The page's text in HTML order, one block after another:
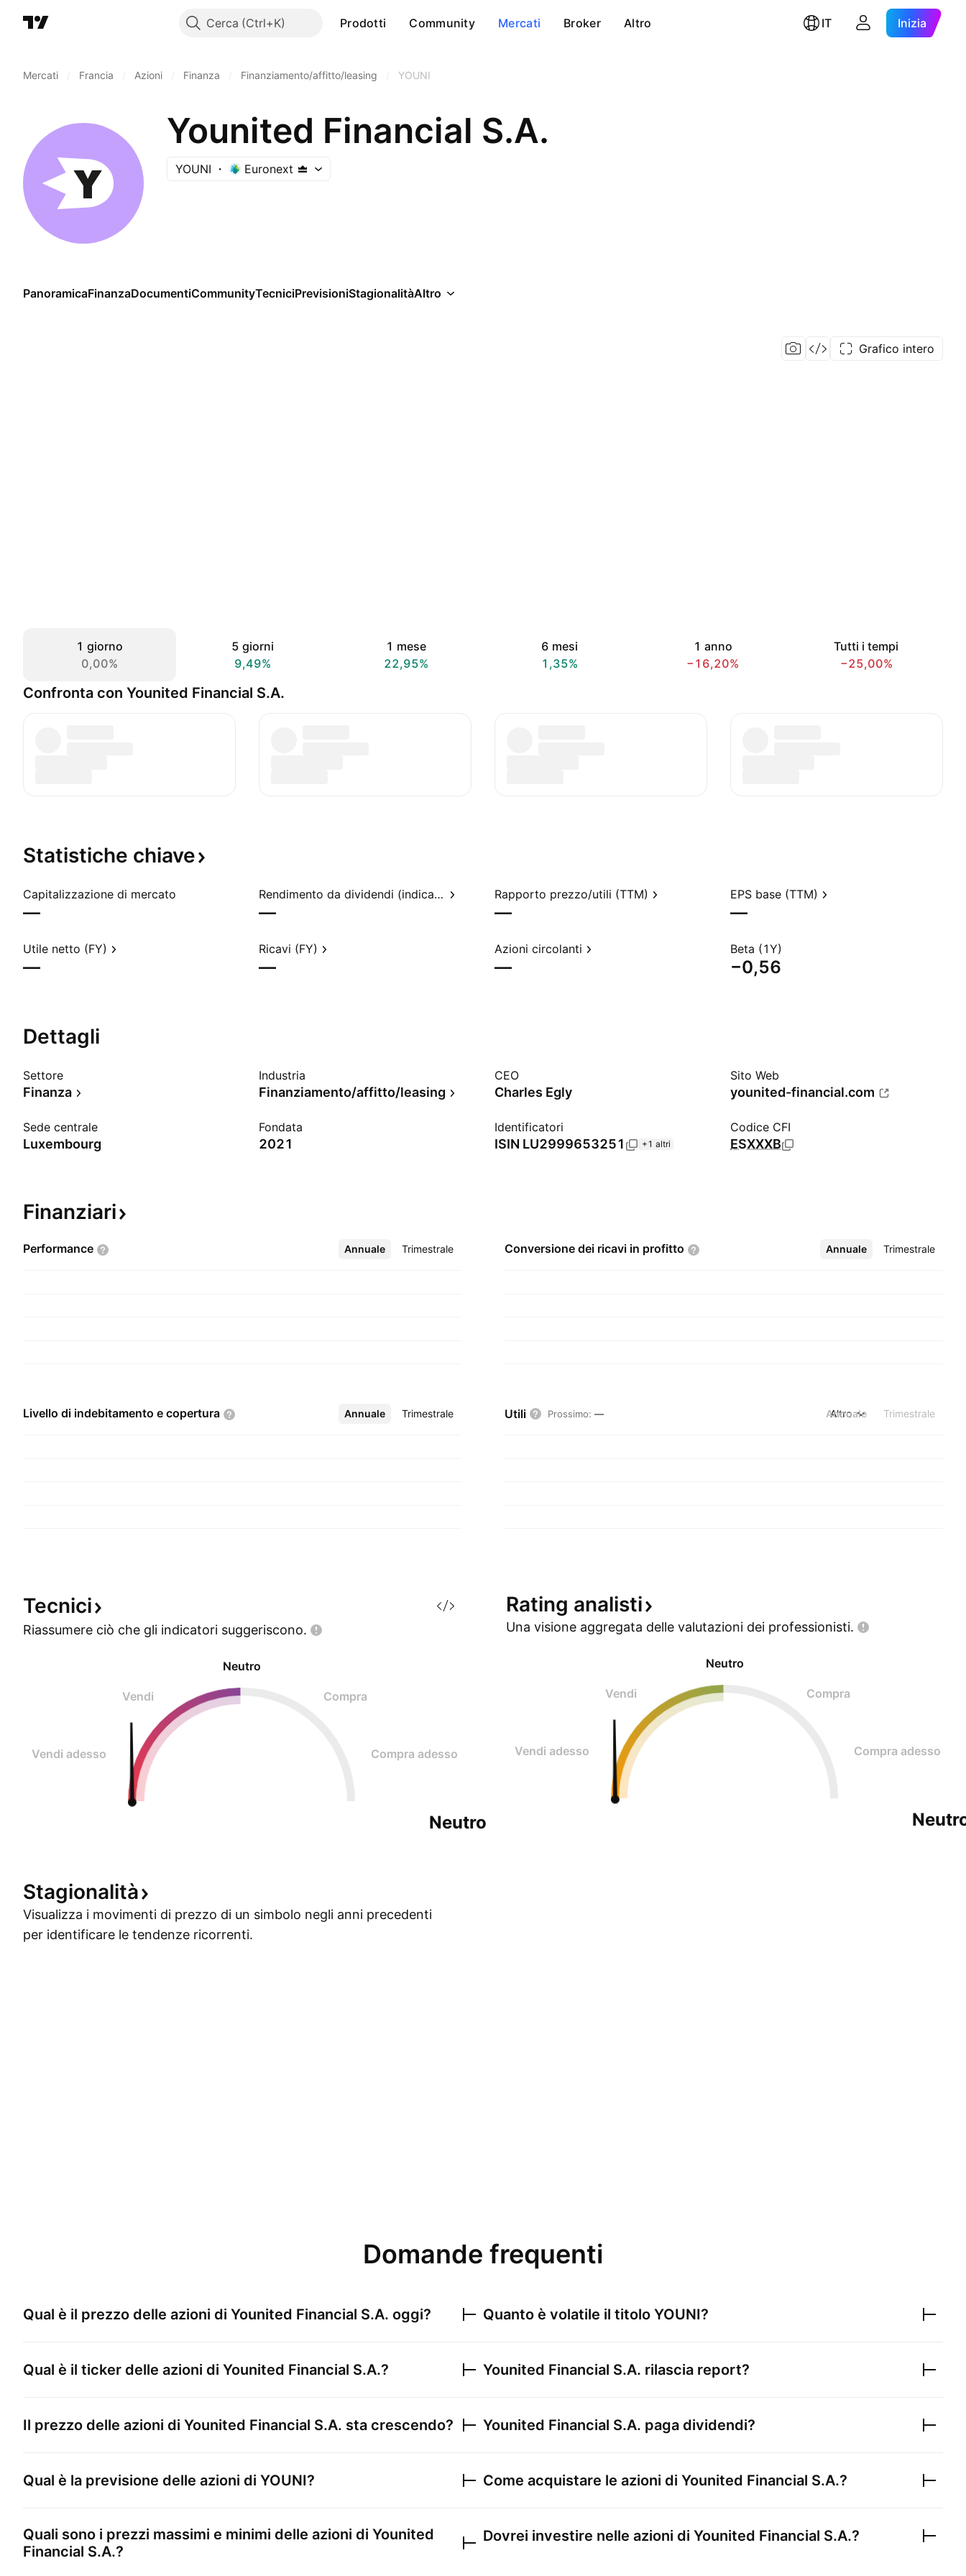
Cerca Prodotti Community Mercati Broker Altro IT Inizia
Mercati Francia Azioni Finanza Finanziamento/affitto/leasing YOUNI
Younited Financial S.A.
YOUNI Euronext
PanoramicaFinanzaDocumentiCommunityTecniciPrevisioniStagionalitàAltro
Grafico intero
1 giorno
0,00%
5 giorni
9,49%
1 mese
22,95%
6 mesi
1,35%
1 anno
−16,20%
Tutti i tempi
−25,00%
Confronta con Younited Financial S.A.
Statistiche chiave
Capitalizzazione di mercato
—
Rendimento da dividendi (indicato)
—
Rapporto prezzo/utili (TTM)
—
EPS base (TTM)
—
Utile netto (FY)
—
Ricavi (FY)
—
Azioni circolanti
—
Beta (1Y)
−0,56
Dettagli
Settore
Finanza
Industria
Finanziamento/affitto/leasing
CEO
Charles Egly
Sito Web
younited-financial.com
Sede centrale
Luxembourg
Fondata
2021
Identificatori
ISIN LU2999653251 +1 altri
Codice CFI
ESXXXB
Finanziari
Performance Annuale Trimestrale
Altro Conversione dei ricavi in profitto Annuale Trimestrale
Altro
Livello di indebitamento e copertura Annuale Trimestrale
Altro Utili Prossimo: — Annuale Trimestrale
Altro
Tecnici
Riassumere ciò che gli indicatori suggeriscono.
Neutro
Vendi Compra
Vendi adesso Compra adesso
Neutro
Rating analisti
Una visione aggregata delle valutazioni dei professionisti.
Neutro
Vendi Compra
Vendi adesso Compra adesso
Stagionalità
Visualizza i movimenti di prezzo di un simbolo negli anni precedenti
per identificare le tendenze ricorrenti.
Domande frequenti
Qual è il prezzo delle azioni di Younited Financial S.A. oggi?
Qual è il ticker delle azioni di Younited Financial S.A.?
Il prezzo delle azioni di Younited Financial S.A. sta crescendo?
Qual è la previsione delle azioni di YOUNI?
Quali sono i prezzi massimi e minimi delle azioni di Younited
Financial S.A.?
Quanto è volatile il titolo YOUNI?
Younited Financial S.A. rilascia report?
Younited Financial S.A. paga dividendi?
Come acquistare le azioni di Younited Financial S.A.?
Dovrei investire nelle azioni di Younited Financial S.A.?